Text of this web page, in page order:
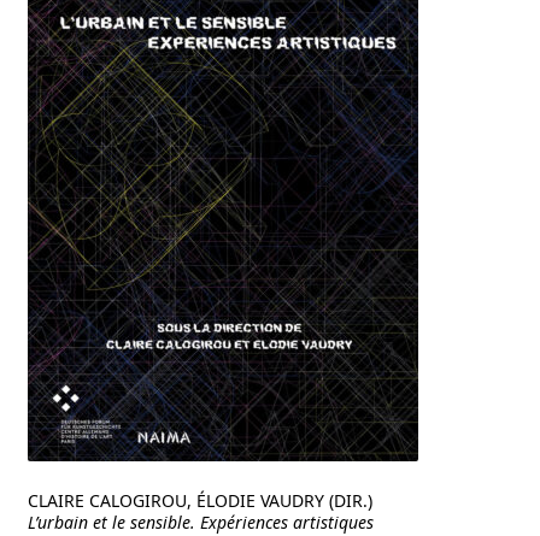
CLAIRE CALOGIROU, ÉLODIE VAUDRY (DIR.)
L’urbain et le sensible. Expériences artistiques